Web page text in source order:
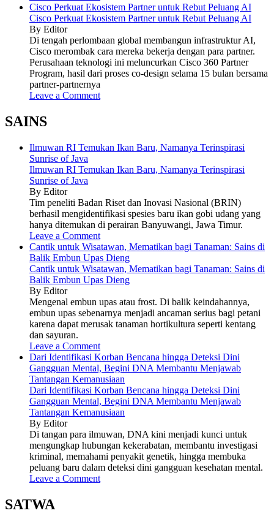
Cisco Perkuat Ekosistem Partner untuk Rebut Peluang AI
Cisco Perkuat Ekosistem Partner untuk Rebut Peluang AI
By Editor
Di tengah perlombaan global membangun infrastruktur AI,
Cisco merombak cara mereka bekerja dengan para partner.
Perusahaan teknologi ini meluncurkan Cisco 360 Partner
Program, hasil dari proses co-design selama 15 bulan bersama
partner-partnernya
Leave a Comment
SAINS
Ilmuwan RI Temukan Ikan Baru, Namanya Terinspirasi
Sunrise of Java
Ilmuwan RI Temukan Ikan Baru, Namanya Terinspirasi
Sunrise of Java
By Editor
Tim peneliti Badan Riset dan Inovasi Nasional (BRIN)
berhasil mengidentifikasi spesies baru ikan gobi udang yang
hanya ditemukan di perairan Banyuwangi, Jawa Timur.
Leave a Comment
Cantik untuk Wisatawan, Mematikan bagi Tanaman: Sains di
Balik Embun Upas Dieng
Cantik untuk Wisatawan, Mematikan bagi Tanaman: Sains di
Balik Embun Upas Dieng
By Editor
Mengenal embun upas atau frost. Di balik keindahannya,
embun upas sebenarnya menjadi ancaman serius bagi petani
karena dapat merusak tanaman hortikultura seperti kentang
dan sayuran.
Leave a Comment
Dari Identifikasi Korban Bencana hingga Deteksi Dini
Gangguan Mental, Begini DNA Membantu Menjawab
Tantangan Kemanusiaan
Dari Identifikasi Korban Bencana hingga Deteksi Dini
Gangguan Mental, Begini DNA Membantu Menjawab
Tantangan Kemanusiaan
By Editor
Di tangan para ilmuwan, DNA kini menjadi kunci untuk
mengungkap hubungan kekerabatan, membantu investigasi
kriminal, memahami penyakit genetik, hingga membuka
peluang baru dalam deteksi dini gangguan kesehatan mental.
Leave a Comment
SATWA